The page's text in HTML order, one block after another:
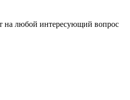
на любой интересующий вопрос